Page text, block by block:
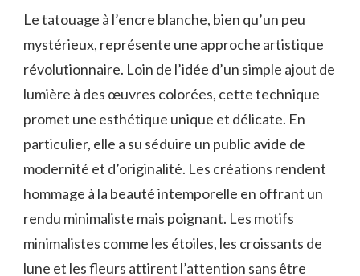
Le tatouage à l’encre blanche, bien qu’un peu
mystérieux, représente une approche artistique
révolutionnaire. Loin de l’idée d’un simple ajout de
lumière à des œuvres colorées, cette technique
promet une esthétique unique et délicate. En
particulier, elle a su séduire un public avide de
modernité et d’originalité. Les créations rendent
hommage à la beauté intemporelle en offrant un
rendu minimaliste mais poignant. Les motifs
minimalistes comme les étoiles, les croissants de
lune et les fleurs attirent l’attention sans être